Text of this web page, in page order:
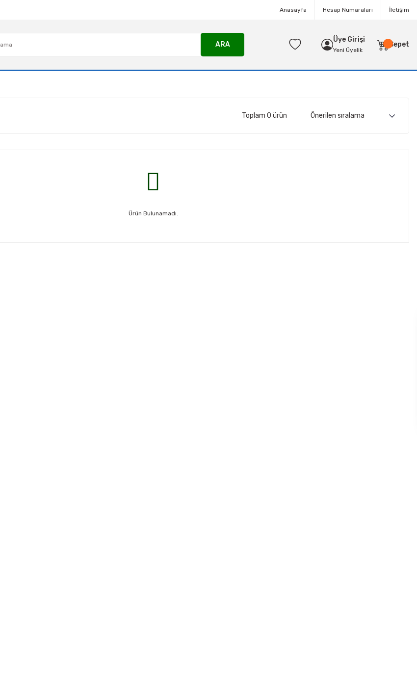
Anasayfa Hesap Numaraları İletişim
ARA
Üye Girişi
Yeni Üyelik
Sepet
Toplam 0 ürün
Ürün Bulunamadı.